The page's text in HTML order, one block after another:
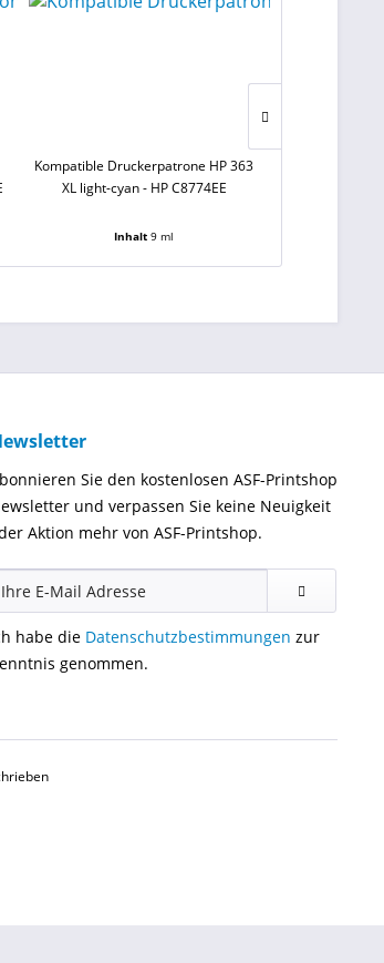
Kompatible Druckerpatrone HP 363
XL light-cyan - HP C8774EE
Inhalt9 ml
Sie den kostenlosen ASF-Printshop
und verpassen Sie keine Neuigkeit
Aktion mehr von ASF-Printshop.
habe die Datenschutzbestimmungen zur
genommen.